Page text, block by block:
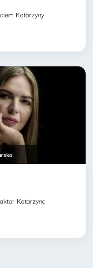
Katarzyny
Katarzyna